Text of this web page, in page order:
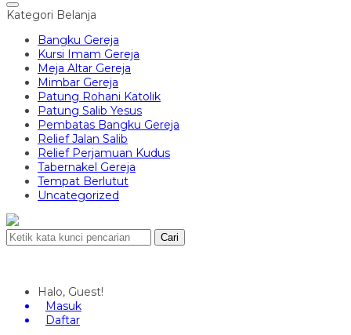
Kategori Belanja
Bangku Gereja
Kursi Imam Gereja
Meja Altar Gereja
Mimbar Gereja
Patung Rohani Katolik
Patung Salib Yesus
Pembatas Bangku Gereja
Relief Jalan Salib
Relief Perjamuan Kudus
Tabernakel Gereja
Tempat Berlutut
Uncategorized
Cari
Halo, Guest!
Masuk
Daftar